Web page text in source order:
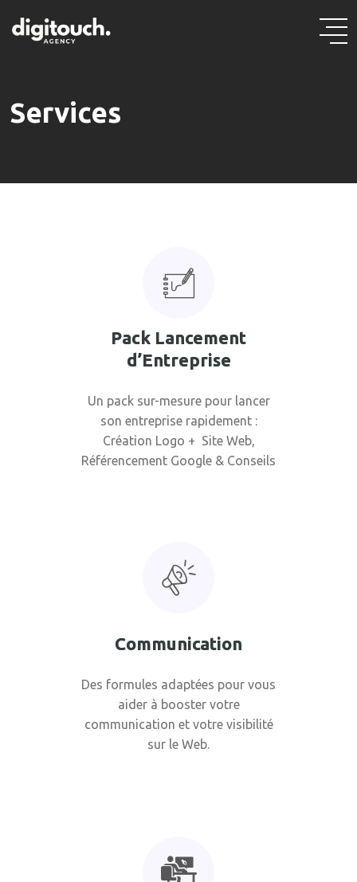
content
Services
Pack Lancement
d’Entreprise
Un pack sur-mesure pour lancer
son entreprise rapidement :
Création Logo + Site Web,
Référencement Google & Conseils
Communication
Des formules adaptées pour vous
aider à booster votre
communication et votre visibilité
sur le Web.